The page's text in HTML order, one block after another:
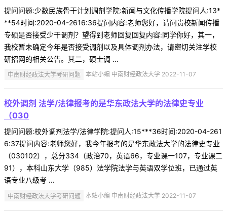
提问问题:少数民族骨干计划调剂学院:新闻与文化传播学院提问人:13*
**54时间:2020-04-2616:36提问内容:老师您好，请问贵校新闻传播
专硕是否接受少干调剂？望得到老师回复回复内容:同学你好，其一，
我校暂未确定今年是否接受调剂以及具体调剂办法，请密切关注学校
研招网的相关公告。其二，硕士调 ...
中南财经政法大学考研问题 本站小编 中南财经政法大学 2022-11-07
校外调剂 法学/法律报考的是华东政法大学的法律史专业
（030
提问问题:校外调剂法学/法律学院:提问人:15***36时间:2020-04-261
6:37提问内容:老师您好，我今年报考的是华东政法大学的法律史专业
（030102），总分334（政治70，英语66，专业课一107，专业课二
91），本科山东大学（985）法学院法学与英语双学位班，已通过英
语专业八级考 ...
中南财经政法大学考研问题 本站小编 中南财经政法大学 2022-11-07